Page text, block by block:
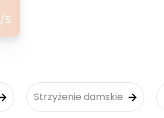
/5
Strzyżenie damskie